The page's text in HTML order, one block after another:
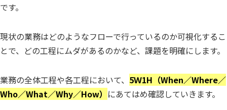
です。
現状の業務はどのようなフローで行っているのか可視化するこ
とで、どの工程にムダがあるのかなど、課題を明確にします。
業務の全体工程や各工程において、 5Ｗ1H（When／Where／
Who／What／Why／How） にあてはめ確認していきます。